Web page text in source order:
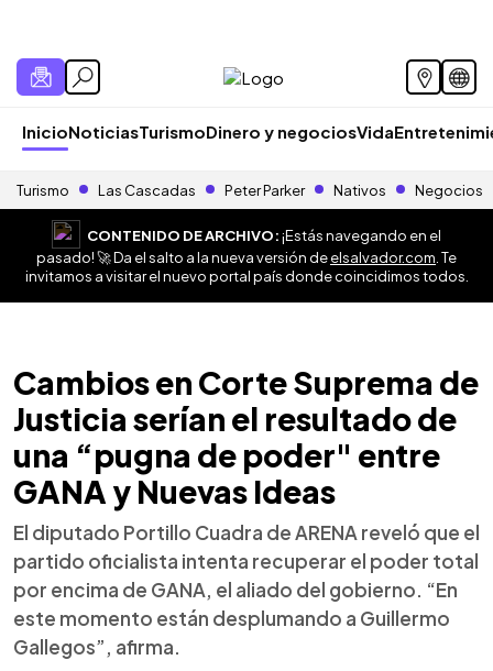
InicioNoticiasTurismoDinero y negociosVida
Turismo Las Cascadas Peter Parker Nativos Negocios
CONTENIDO DE ARCHIVO:¡Estás navegando en el
pasado! 🚀 Da el salto a la nueva versión deelsalvador.com . Te
invitamos a visitar el nuevo portal país donde coincidimos todos.
Cambios en Corte Suprema de
Justicia serían el resultado de
una “pugna de poder" entre
GANA y Nuevas Ideas
El diputado Portillo Cuadra de ARENA reveló que el
partido oficialista intenta recuperar el poder total
por encima de GANA, el aliado del gobierno. “En
este momento están desplumando a Guillermo
Gallegos”, afirma.